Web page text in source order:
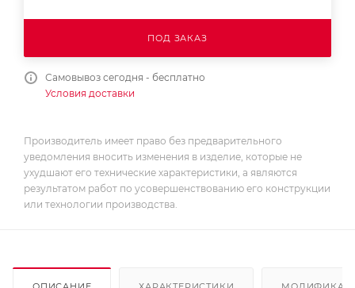
ПОД ЗАКАЗ
Самовывоз сегодня - бесплатно
Условия доставки
Производитель имеет право без предварительного
уведомления вносить изменения в изделие, которые не
ухудшают его технические характеристики, а являются
результатом работ по усовершенствованию его конструкции
или технологии производства.